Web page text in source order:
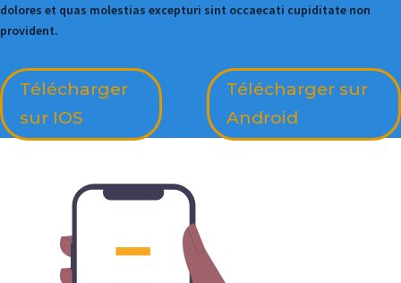
dolores et quas molestias excepturi sint occaecati cupiditate non
provident.
Télécharger
sur IOS
Télécharger sur
Android